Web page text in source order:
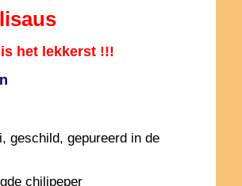
het lekkerst !!!
geschild, gepureerd in de
chilipeper